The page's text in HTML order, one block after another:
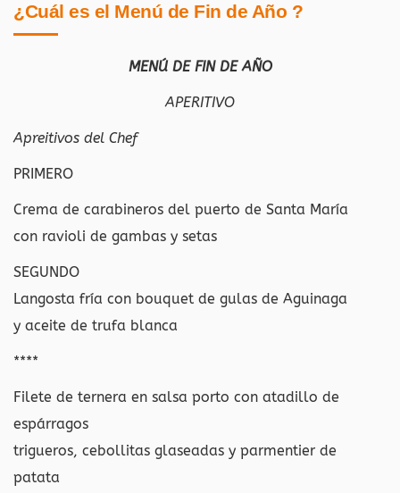
¿Cuál es el Menú de Fin de Año ?
MENÚ DE FIN DE AÑO
APERITIVO
Apreitivos del Chef
PRIMERO
Crema de carabineros del puerto de Santa María
con ravioli de gambas y setas
SEGUNDO
Langosta fría con bouquet de gulas de Aguinaga
y aceite de trufa blanca
****
Filete de ternera en salsa porto con atadillo de
espárragos
trigueros, cebollitas glaseadas y parmentier de
patata